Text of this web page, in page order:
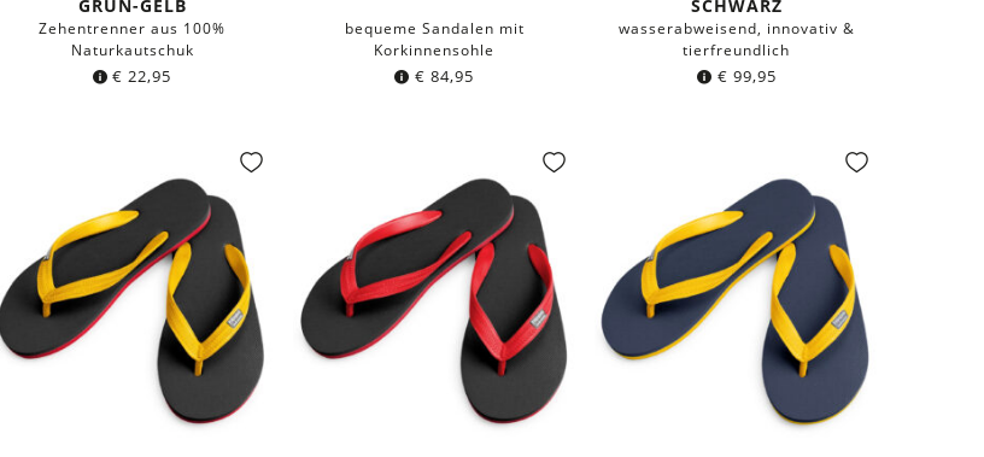
GRÜN-GELB
Zehentrenner aus 100%
Naturkautschuk
€ 22,95
bequeme Sandalen mit
Korkinnensohle
€ 84,95
SCHWARZ
wasserabweisend, innovativ &
tierfreundlich
€ 99,95